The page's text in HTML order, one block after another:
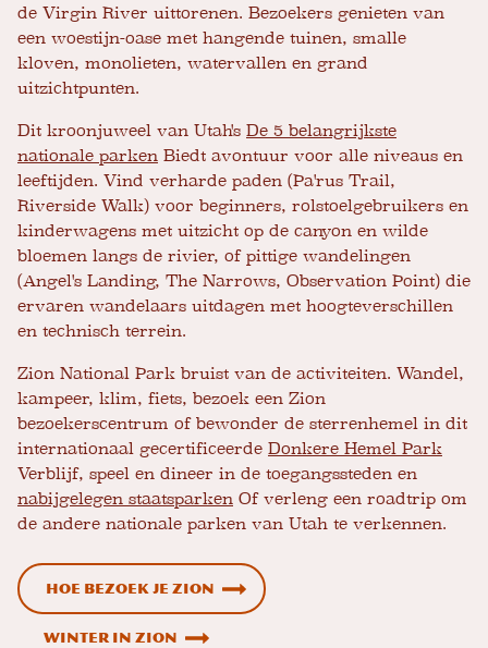
de Virgin River uittorenen. Bezoekers genieten van
een woestijn-oase met hangende tuinen, smalle
kloven, monolieten, watervallen en grand
uitzichtpunten.
Dit kroonjuweel van Utah's De 5 belangrijkste
nationale parken Biedt avontuur voor alle niveaus en
leeftijden. Vind verharde paden (Pa'rus Trail,
Riverside Walk) voor beginners, rolstoelgebruikers en
kinderwagens met uitzicht op de canyon en wilde
bloemen langs de rivier, of pittige wandelingen
(Angel's Landing, The Narrows, Observation Point) die
ervaren wandelaars uitdagen met hoogteverschillen
en technisch terrein.
Zion National Park bruist van de activiteiten. Wandel,
kampeer, klim, fiets, bezoek een Zion
bezoekerscentrum of bewonder de sterrenhemel in dit
internationaal gecertificeerde Donkere Hemel Park
Verblijf, speel en dineer in de toegangssteden en
nabijgelegen staatsparken Of verleng een roadtrip om
de andere nationale parken van Utah te verkennen.
Hoe bezoek je Zion
Winter in Zion